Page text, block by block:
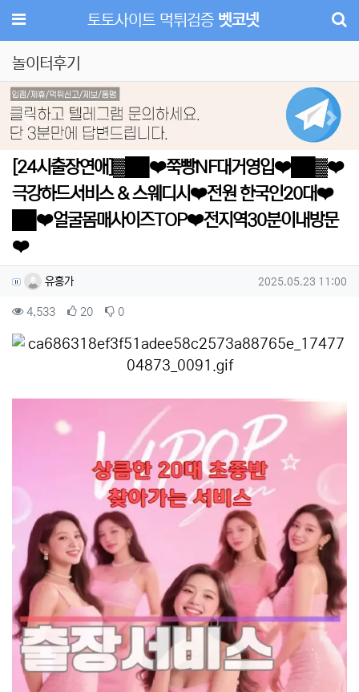
메뉴 토토사이트 먹튀검증 벳코넷
놀이터후기
Previous Next
[24시출장연애]▓██❤️쭉빵NF대거영입❤️██▓❤️
극강하드서비스 & 스웨디시❤️전원 한국인20대❤️
██❤️얼굴몸매사이즈TOP❤️전지역30분이내방문
❤️
작성자 정보
유흥가작성 작성일
2025.05.23 11:00
컨텐츠 정보
4,533조회 20추천 0비추천
본문